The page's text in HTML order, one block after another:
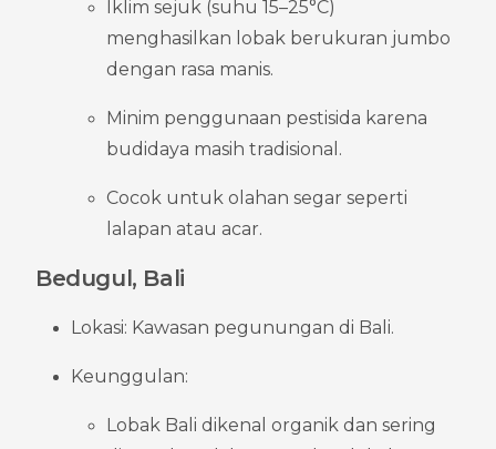
Iklim sejuk (suhu 15–25°C)
menghasilkan lobak berukuran jumbo
dengan rasa manis.
Minim penggunaan pestisida karena
budidaya masih tradisional.
Cocok untuk olahan segar seperti
lalapan atau acar.
Bedugul, Bali
Lokasi: Kawasan pegunungan di Bali.
Keunggulan:
Lobak Bali dikenal organik dan sering